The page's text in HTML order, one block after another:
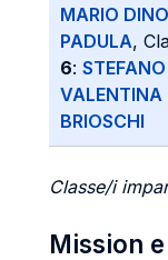
MARIO
PADULA,
6:
VALENTINA
BRIOSCHI
Classe/i
Mission